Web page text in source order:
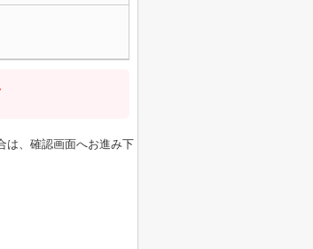
は、確認画面へお進み下